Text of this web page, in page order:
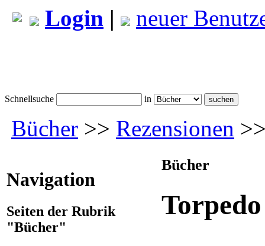
Login | neuer
Schnellsuche in
Bücher >> Rezensionen
Navigation
Seiten der Rubrik
"Bücher"
Bücher